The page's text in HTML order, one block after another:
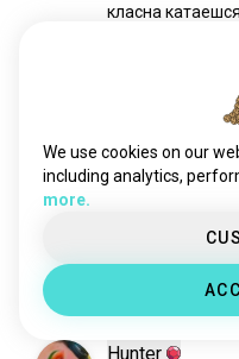
класна катаешся.
manu
ENTP
цікавіцца
Hunter
We use cookies on our
including analytics,
more.